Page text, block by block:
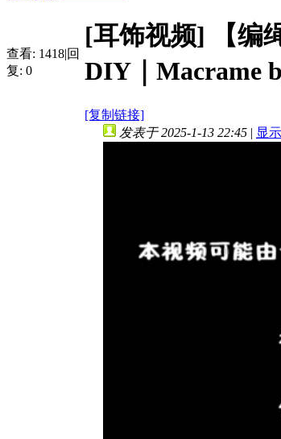
查看: 1418|回
复: 0
[耳饰视频]
【
DIY｜Macrame
[复制链接]
发表于 2025-1-13 22:45 | 显